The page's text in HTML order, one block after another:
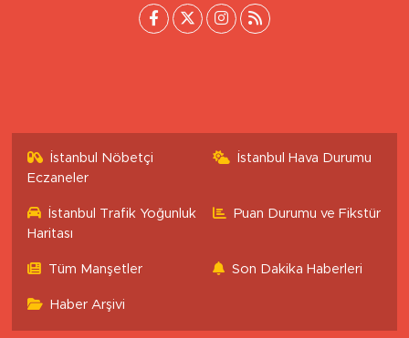
İstanbul Nöbetçi
Eczaneler
İstanbul Hava Durumu
İstanbul Trafik Yoğunluk
Haritası
Puan Durumu ve Fikstür
Tüm Manşetler Son Dakika Haberleri
Haber Arşivi